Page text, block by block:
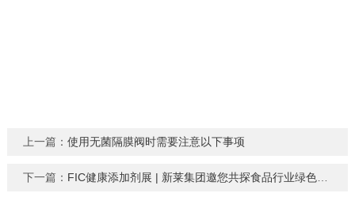
上一篇： 使用无菌隔膜阀时需要注意以下事项
下一篇： FIC健康添加剂展 | 新莱集团邀您共探食品行业绿色创新之路